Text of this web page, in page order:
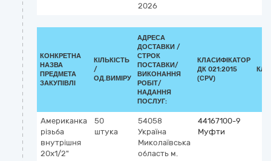
2026
КОНКРЕТНА
НАЗВА
ПРЕДМЕТА
ЗАКУПІВЛІ
КІЛЬКІСТЬ
/
ОД.ВИМІРУ
АДРЕСА
ДОСТАВКИ /
СТРОК
ПОСТАВКИ/
ВИКОНАННЯ
РОБІТ/
НАДАННЯ
ПОСЛУГ:
КЛАСИФІКАТОР
ДК 021:2015
(CPV)
Американка
різьба
внутрішня
20х1/2"
50
штука
54058
Україна
Миколаївська
область м.
44167100-9
Муфти